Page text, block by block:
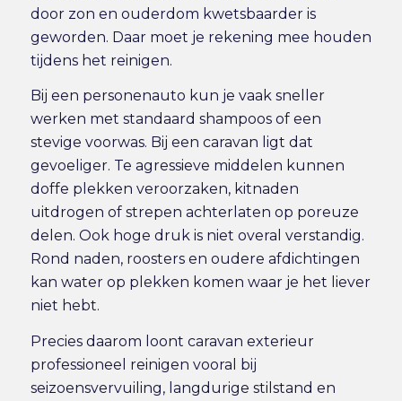
door zon en ouderdom kwetsbaarder is
geworden. Daar moet je rekening mee houden
tijdens het reinigen.
Bij een personenauto kun je vaak sneller
werken met standaard shampoos of een
stevige voorwas. Bij een caravan ligt dat
gevoeliger. Te agressieve middelen kunnen
doffe plekken veroorzaken, kitnaden
uitdrogen of strepen achterlaten op poreuze
delen. Ook hoge druk is niet overal verstandig.
Rond naden, roosters en oudere afdichtingen
kan water op plekken komen waar je het liever
niet hebt.
Precies daarom loont caravan exterieur
professioneel reinigen vooral bij
seizoensvervuiling, langdurige stilstand en